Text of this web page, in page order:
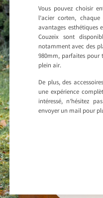
Vous pouvez choisir
l’acier corten,
avantages esthétiques
Couzeix sont
notamment avec des
980mm, parfaites pour
plein air.
De plus, des
une expérience
intéressé, n’hésitez
envoyer un mail pour